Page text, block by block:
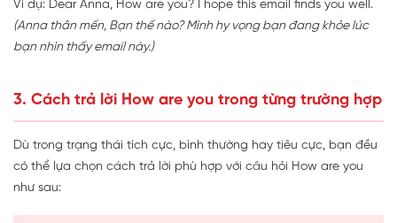
Ví dụ: Dear Anna, How are you? I hope this email finds you well.
(Anna thân mến, Bạn thế nào? Mình hy vọng bạn đang khỏe lúc
bạn nhìn thấy email này.)
3. Cách trả lời How are you trong từng trường hợp
Dù trong trạng thái tích cực, bình thường hay tiêu cực, bạn đều
có thể lựa chọn cách trả lời phù hợp với câu hỏi How are you
như sau: